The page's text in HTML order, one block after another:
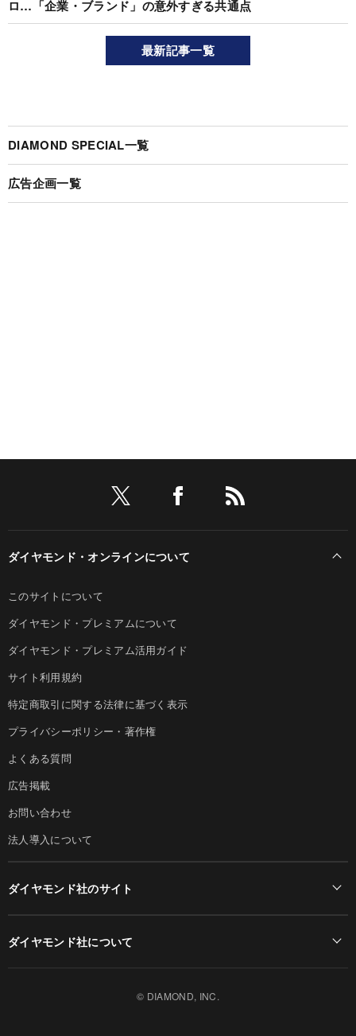
ロ…「企業・ブランド」の意外すぎる共通点
最新記事一覧
DIAMOND SPECIAL一覧
広告企画一覧
ダイヤモンド・オンラインについて
このサイトについて
ダイヤモンド・プレミアムについて
ダイヤモンド・プレミアム活用ガイド
サイト利用規約
特定商取引に関する法律に基づく表示
プライバシーポリシー・著作権
よくある質問
広告掲載
お問い合わせ
法人導入について
ダイヤモンド社のサイト
ダイヤモンド社について
© DIAMOND, INC.